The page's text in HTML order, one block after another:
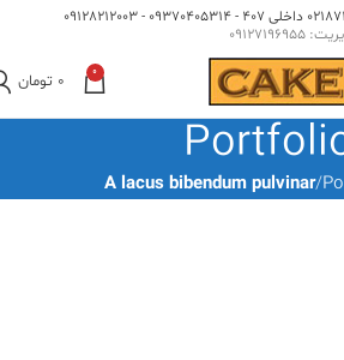
0
0 تومان
A lacus bibendum pulvinar